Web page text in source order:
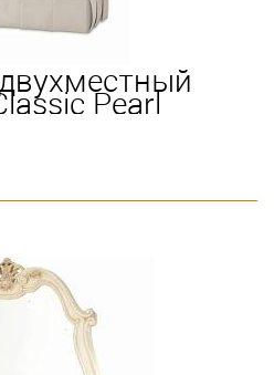
Pearl